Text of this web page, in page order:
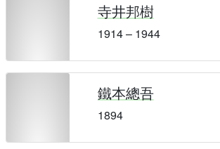
寺井邦樹
1914 – 1944
鐵本總吾
1894